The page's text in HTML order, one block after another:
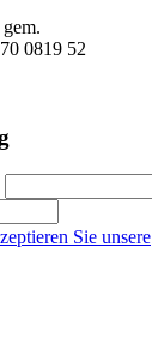
0819 52
Sie unsere